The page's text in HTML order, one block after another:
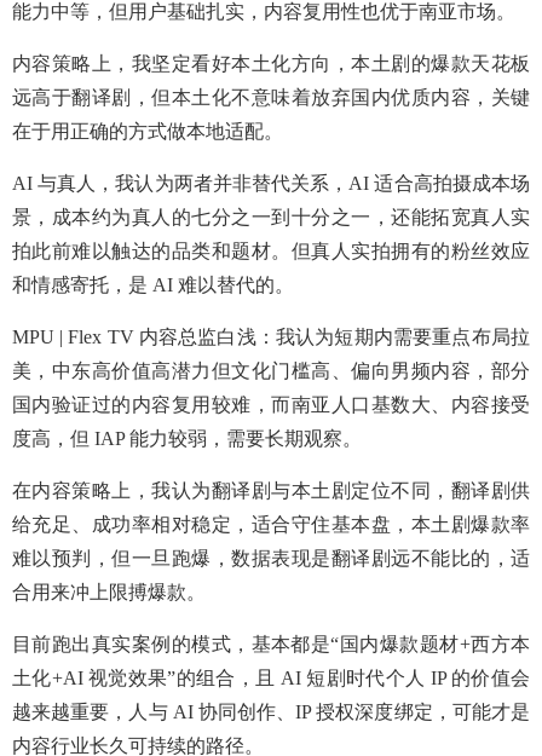
能力中等，但用户基础扎实，内容复用性也优于南亚市场。
内容策略上，我坚定看好本土化方向，本土剧的爆款天花板
远高于翻译剧，但本土化不意味着放弃国内优质内容，关键
在于用正确的方式做本地适配。
AI 与真人，我认为两者并非替代关系，AI 适合高拍摄成本场
景，成本约为真人的七分之一到十分之一，还能拓宽真人实
拍此前难以触达的品类和题材。但真人实拍拥有的粉丝效应
和情感寄托，是 AI 难以替代的。
MPU | Flex TV 内容总监白浅：我认为短期内需要重点布局拉
美，中东高价值高潜力但文化门槛高、偏向男频内容，部分
国内验证过的内容复用较难，而南亚人口基数大、内容接受
度高，但 IAP 能力较弱，需要长期观察。
在内容策略上，我认为翻译剧与本土剧定位不同，翻译剧供
给充足、成功率相对稳定，适合守住基本盘，本土剧爆款率
难以预判，但一旦跑爆，数据表现是翻译剧远不能比的，适
合用来冲上限搏爆款。
目前跑出真实案例的模式，基本都是“国内爆款题材+西方本
土化+AI 视觉效果”的组合，且 AI 短剧时代个人 IP 的价值会
越来越重要，人与 AI 协同创作、IP 授权深度绑定，可能才是
内容行业长久可持续的路径。